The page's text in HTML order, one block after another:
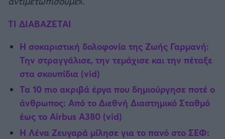
ΤΙ ΔΙΑΒΑΖΕΤΑΙ
Η σοκαριστική δολοφονία της Ζωής Γαρμανή:
Την στραγγάλισε, την τεμάχισε και την πέταξε
στα σκουπίδια (vid)
Τα 10 πιο ακριβά έργα που δημιούργησε ποτέ ο
άνθρωπος: Από το Διεθνή Διαστημικό Σταθμό
έως το Airbus A380 (vid)
Η Λένα Ζευγαρά μίλησε για το πανό στο ΣΕΦ: